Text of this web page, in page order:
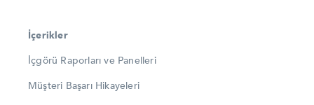
İçerikler
İçgörü Raporları ve Panelleri
Müşteri Başarı Hikayeleri